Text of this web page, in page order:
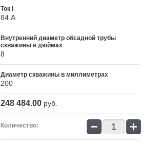
Ток I
84 А
Внутренний диаметр обсадной трубы
скважины в дюймах
8
Диаметр скважины в миллиметрах
200
248 484.00 руб.
Количество: − +